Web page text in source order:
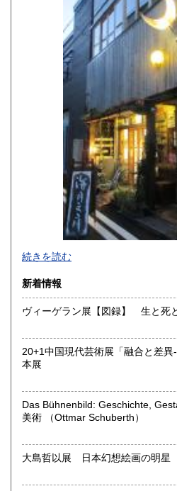
250円
250円
250円
250円
250円
沿線名：-
最寄駅：-
営業時間：事務所(無店舗)、事務
定期OPEN
定休日：古本屋として店舗営業は
https://www.kuragebunko.com/
続きを読む
新着情報
20+1中国現代芸術展「融合と差
本展
Das Bühnenbild: Geschichte, Gestalt,
美術 （Ottmar Schuberth）
大島哲以展 日本幻想絵画の明星